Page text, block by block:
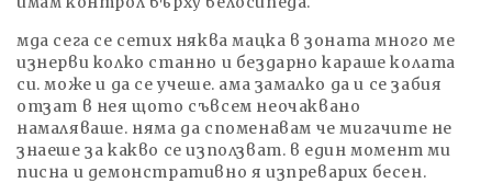
мда сега се сетих няква мацка в зоната много ме
изнерви колко станно и бездарно караше колата
си. може и да се учеше. ама замалко да и се забия
отзат в нея щото съвсем неочаквано
намаляваше. няма да споменавам че мигачите не
знаеше за какво се използват. в един момент ми
писна и демонстративно я изпреварих бесен.